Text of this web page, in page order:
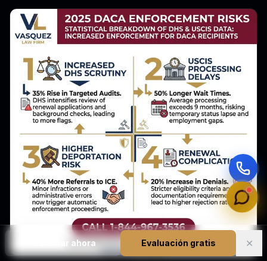
Llamar ahora Evaluación gratis ✕